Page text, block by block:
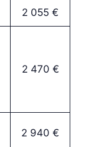
2 055 €
2 470 €
2 940 €